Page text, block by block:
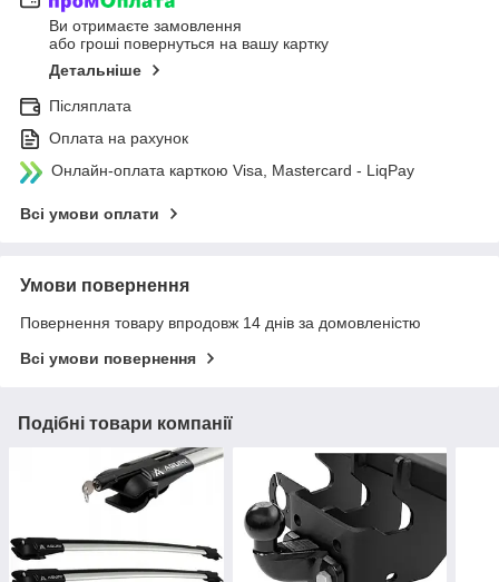
Ви отримаєте замовлення
або гроші повернуться на вашу картку
Детальніше
Післяплата
Оплата на рахунок
Онлайн-оплата карткою Visa, Mastercard - LiqPay
Всі умови оплати
Умови повернення
Повернення товару впродовж 14 днів за домовленістю
Всі умови повернення
Подібні товари компанії